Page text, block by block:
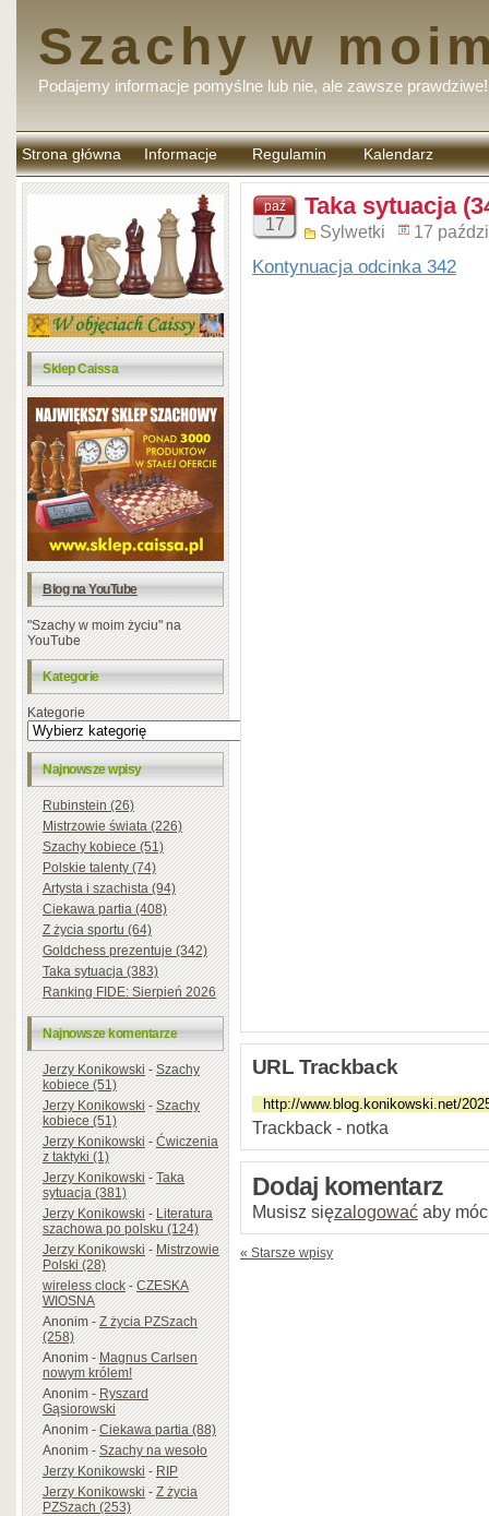
Szachy w
Podajemy informacje pomyślne lub nie, ale zawsze prawdziwe!
Strona główna Informacje Regulamin
komentarzy
Kalendarz
Sklep Caissa
Blog na YouTube
"Szachy w moim życiu" na
YouTube
Kategorie
Kategorie
Najnowsze wpisy
Rubinstein (26)
Mistrzowie świata (226)
Szachy kobiece (51)
Polskie talenty (74)
Artysta i szachista (94)
Ciekawa partia (408)
Z życia sportu (64)
Goldchess prezentuje (342)
Taka sytuacja (383)
Ranking FIDE: Sierpień 2026
Najnowsze komentarze
Jerzy Konikowski-Szachy
kobiece (51)
Jerzy Konikowski-Szachy
kobiece (51)
Jerzy Konikowski-Ćwiczenia
z taktyki (1)
Jerzy Konikowski-Taka
sytuacja (381)
Jerzy Konikowski-Literatura
szachowa po polsku (124)
Jerzy Konikowski-Mistrzowie
Polski (28)
wireless clock-CZESKA
WIOSNA
Anonim-Z życia PZSzach
(258)
Anonim-Magnus Carlsen
nowym królem!
Anonim-Ryszard
Gąsiorowski
Anonim-Ciekawa partia (88)
Anonim-Szachy na wesoło
Jerzy Konikowski-RIP
Jerzy Konikowski-Z życia
PZSzach (253)
paź
17
Taka sytuacja
Sylwetki 17
Kontynuacja odcinka 342
URL Trackback
Trackback - notka
Dodaj komentarz
Musisz sięzalogować aby
« Starsze wpisy